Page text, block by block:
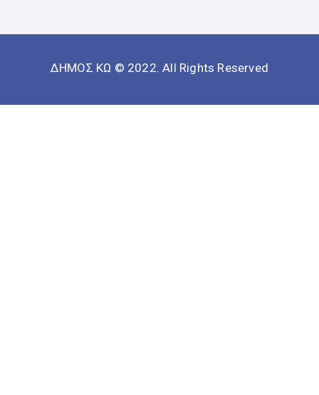
ΔΗΜΟΣ ΚΩ © 2022. All Rights Reserved